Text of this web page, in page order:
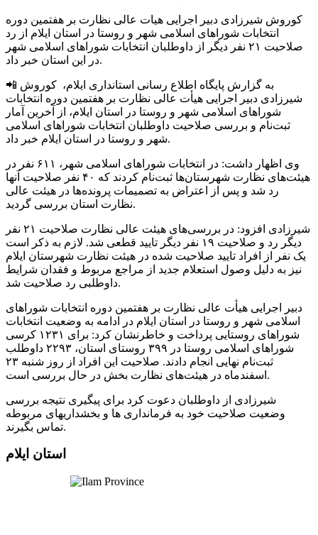
کوروش شیرزادی دبیر اجرایی هیات عالی نظارت بر هفتمین دوره
انتخابات شوراهای اسلامی شهر و روستا در استان ایلام از رد
صلاحیت ۲۱ نفر دیگر از داوطلبان انتخابات شوراهای اسلامی شهر
در این استان خبر داد.
📲 به گزارش پایگاه اطلاع رسانی استانداری ایلام، کوروش
شیرزادی دبیر اجرایی هیأت عالی نظارت بر هفتمین دوره انتخابات
شوراهای اسلامی شهر و روستا در استان ایلام، از آخرین آمار
ثبت‌نام و بررسی صلاحیت داوطلبان انتخابات شوراهای اسلامی
شهر و روستا در استان ایلام خبر داد.
وی اظهار داشت: در انتخابات شوراهای اسلامی شهر، ۶۱۱ نفر در
هیئت‌های نظارت شهرستان‌ها ثبت‌نام کردند که ۴۰ نفر صلاحیت آنها
رد شد و پس از اعتراض به تصمیمات پرونده‌ها در هیئت عالی
نظارت استان بررسی گردید.
شیرزادی افزود: در بررسی‌های هیئت عالی نظارت صلاحیت ۲۱ نفر
دیگر رد و صلاحیت ۱۹ نفر دیگر تایید قطعی شد. لازم به ذکر است
یک نفر از افراد تایید صلاحیت شده در هیئت نظارت شهرستان ایلام
نیز به دلیل وصول استعلام جدید از مراجع مربوط و فقدان شرایط
داوطلبی رد صلاحیت شد.
دبیر اجرایی هیأت عالی نظارت بر هفتمین دوره انتخابات شوراهای
اسلامی شهر و روستا در استان ایلام در ادامه به وضعیت انتخابات
شوراهای روستایی پرداخت و خاطرنشان کرد: برای ۱۲۳۱ کرسی
شوراهای اسلامی روستا در ۳۹۹ روستای استان، ۲۲۹۳ داوطلب
ثبت‌نام نهایی انجام دادند. صلاحیت این افراد از روز شنبه ۲۳
اسفندماه در هیئت‌های نظارت بخش در حال بررسی است.
شیرزادی از داوطلبان دعوت کرد برای پیگیری نتیجه بررسی
وضعیت صلاحیت خود به فرمانداری ها و بخشداریهای مربوطه
تماس بگیرند.
استان ایلام